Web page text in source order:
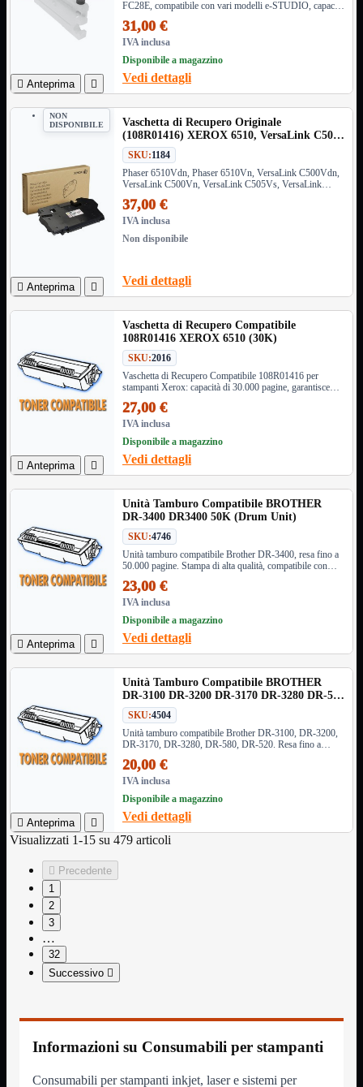
VGA
Maschio-Femmina
Maschio-Maschio
Sdoppiatore
Splitter
VGA to HDMI
DatiMostra tutti i prodotti
E-Sata
Sas
Sata
ProlungaMostra tutti i prodotti
EPS
USB3Mostra tutti i prodotti
Dati
Prolunga
CDROM to Hard Disk
IDE to SATA
m2 to SATA
NVMe to MacBook
NVMe to PCIe
NVMe to USB3
Parallela to Seriale
PS2
Seriale to Parallela
Switch USB2
USB
USB Type-C
USB2 Interni
USB3 Interni
VGA to LAN
LaboratorioMostra tutti i prodotti
Alimentazione
Cavi Test
Colla
Detergenti
Magnetizzatori
Misuratori
Misurazione
Nastro
Saldatura
Spray
Taglio
Utensili
Assemblaggio
Mostra tutti i prodotti
Basette
Binari Hard Disk
Fascette
Guaina Termorestringente
Pasta Termica
Staffa
Gruppi
5Volts
 Anteprima 
FC28E, compatibile con vari modelli e-STUDIO, capacità
31,00 €
IVA inclusa
Disponibile a magazzino
Vedi dettagli
NON
DISPONIBILE
 Anteprima 
Vaschetta di Recupero Originale
(108R01416) XEROX 6510, VersaLink C500
(30K)
SKU:1184
Phaser 6510Vdn, Phaser 6510Vn, VersaLink C500Vdn,
VersaLink C500Vn, VersaLink C505Vs, VersaLink
VersaLink C605Vx, VersaLink C605Vxl, WorkCentre
6515Vdn, WorkCentre 6515Vdni, WorkCentre 6515Vn
37,00 €
IVA inclusa
Non disponibile
Vedi dettagli
 Anteprima 
Vaschetta di Recupero Compatibile
108R01416 XEROX 6510 (30K)
SKU:2016
Vaschetta di Recupero Compatibile 108R01416 per
stampanti Xerox: capacità di 30.000 pagine, garantisce
27,00 €
IVA inclusa
Disponibile a magazzino
Vedi dettagli
 Anteprima 
Unità Tamburo Compatibile BROTHER
DR-3400 DR3400 50K (Drum Unit)
SKU:4746
Unità tamburo compatibile Brother DR-3400, resa fino a
50.000 pagine. Stampa di alta qualità, compatibile con
23,00 €
IVA inclusa
Disponibile a magazzino
Vedi dettagli
 Anteprima 
Unità Tamburo Compatibile BROTHER
DR-3100 DR-3200 DR-3170 DR-3280 DR-580
DR-520 (Drum Unit)
SKU:4504
Unità tamburo compatibile Brother DR-3100, DR-3200,
DR-3170, DR-3280, DR-580, DR-520. Resa fino a
stampanti Brother.
20,00 €
IVA inclusa
Disponibile a magazzino
Vedi dettagli
Visualizzati 1-15 su 479 articoli
 Precedente
1
2
3
…
32
Successivo 
Informazioni su Consumabili per stampanti
Consumabili per stampanti inkjet, laser e sistemi per